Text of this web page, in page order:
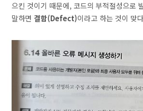
으킨 것이기 때문에, 코드의 부적절성으로
말하면 결함(Defect)이라고 하는 것이 맞